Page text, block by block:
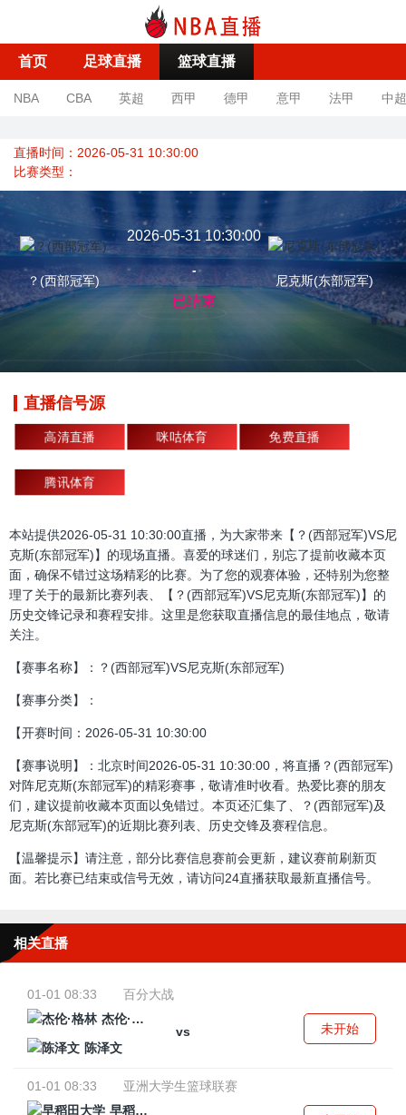
首页 足球直播 篮球直播
NBA CBA 英超 西甲 德甲 意甲 法甲 中超
直播时间：2026-05-31 10:30:00
比赛类型：
？(西部冠军)
2026-05-31 10:30:00
-
已结束
尼克斯(东部冠军)
直播信号源
高清直播 咪咕体育 免费直播
腾讯体育
本站提供2026-05-31 10:30:00直播，为大家带来【？(西部冠军)VS尼
克斯(东部冠军)】的现场直播。喜爱的球迷们，别忘了提前收藏本页
面，确保不错过这场精彩的比赛。为了您的观赛体验，还特别为您整
理了关于的最新比赛列表、【？(西部冠军)VS尼克斯(东部冠军)】的
历史交锋记录和赛程安排。这里是您获取直播信息的最佳地点，敬请
关注。
【赛事名称】：？(西部冠军)VS尼克斯(东部冠军)
【赛事分类】：
【开赛时间：2026-05-31 10:30:00
【赛事说明】：北京时间2026-05-31 10:30:00，将直播？(西部冠军)
对阵尼克斯(东部冠军)的精彩赛事，敬请准时收看。热爱比赛的朋友
们，建议提前收藏本页面以免错过。本页还汇集了、？(西部冠军)及
尼克斯(东部冠军)的近期比赛列表、历史交锋及赛程信息。
【温馨提示】请注意，部分比赛信息赛前会更新，建议赛前刷新页
面。若比赛已结束或信号无效，请访问24直播获取最新直播信号。
相关直播
01-01 08:33
百分大战
杰伦·格林
vs
陈泽文
未开始
01-01 08:33
亚洲大学生篮球联赛
早稻田大学